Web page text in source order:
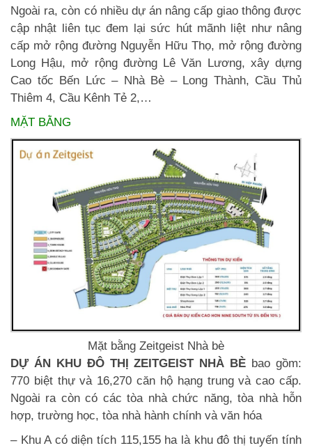
Ngoài ra, còn có nhiều dự án nâng cấp giao thông được
cập nhật liên tục đem lại sức hút mãnh liệt như nâng
cấp mở rộng đường Nguyễn Hữu Thọ, mở rộng đường
Long Hậu, mở rộng đường Lê Văn Lương, xây dựng
Cao tốc Bến Lức – Nhà Bè – Long Thành, Cầu Thủ
Thiêm 4, Cầu Kênh Tẻ 2,…
MẶT BẰNG
Mặt bằng Zeitgeist Nhà bè
DỰ ÁN KHU ĐÔ THỊ ZEITGEIST NHÀ BÈ bao gồm:
770 biệt thự và 16,270 căn hộ hạng trung và cao cấp.
Ngoài ra còn có các tòa nhà chức năng, tòa nhà hỗn
hợp, trường học, tòa nhà hành chính và văn hóa
– Khu A có diện tích 115,155 ha là khu đô thị tuyến tính